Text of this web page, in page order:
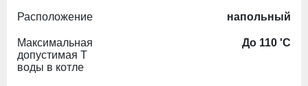
Расположение напольный
Максимальная
допустимая Т
воды в котле
До 110 'С